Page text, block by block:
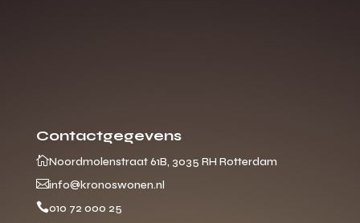
Contactgegevens
Noordmolenstraat 61B, 3035 RH Rotterdam
info@kronoswonen.nl
010 72 000 25